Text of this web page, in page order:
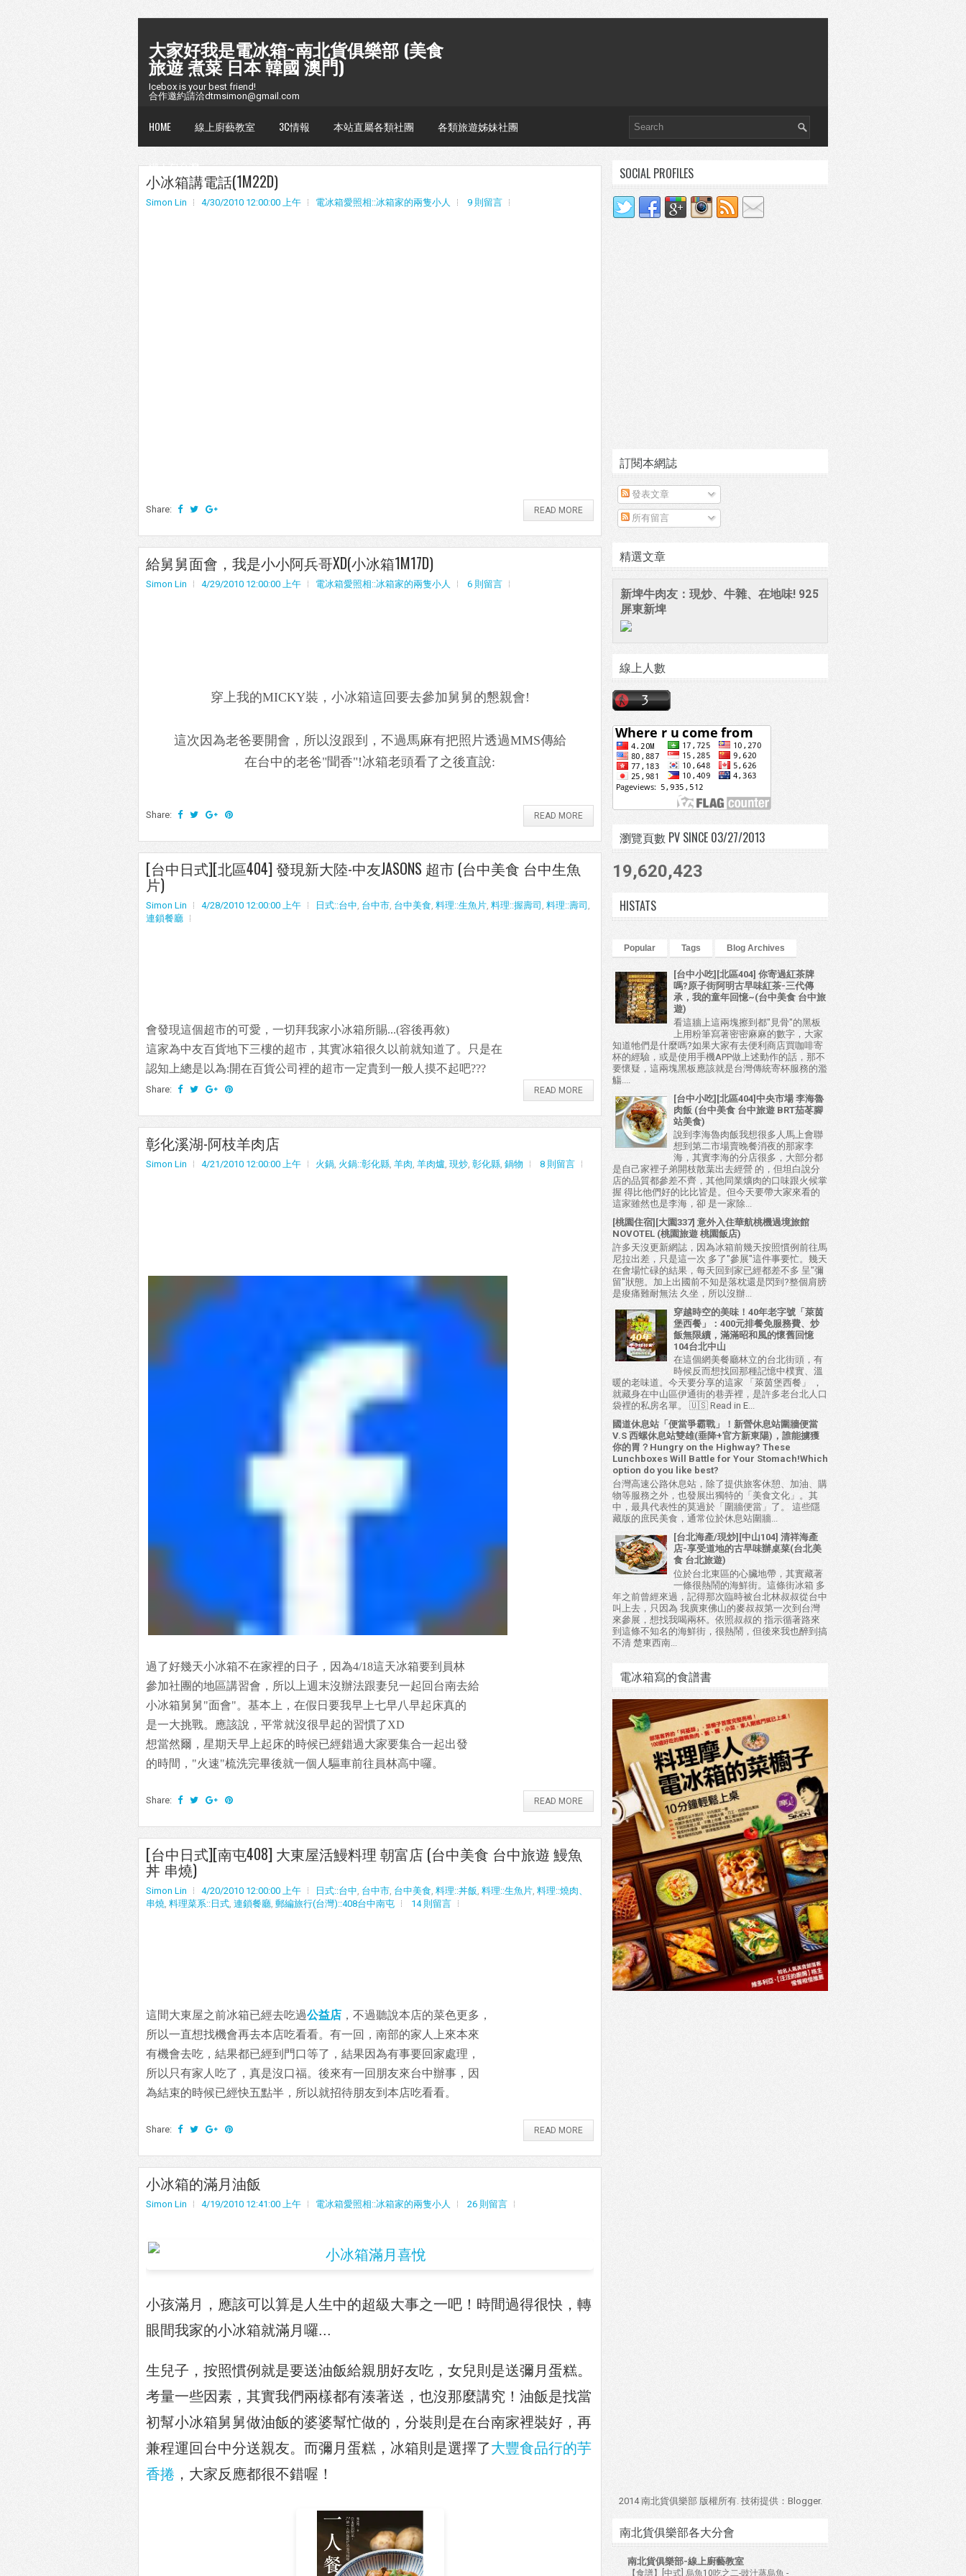
大家好我是電冰箱~南北貨俱樂部 (美食
旅遊 煮菜 日本 韓國 澳門)
Icebox is your best friend!
合作邀約請洽dtmsimon@gmail.com
HOME 線上廚藝教室 3C情報 本站直屬各類社團 各類旅遊姊妹社團
懶人包台灣
小冰箱講電話(1M22D)
Simon Lin 4/30/2010 12:00:00 上午 電冰箱愛照相::冰箱家的兩隻小人 9 則留言
Share: READ MORE
給舅舅面會，我是小小阿兵哥XD(小冰箱1M17D)
Simon Lin 4/29/2010 12:00:00 上午 電冰箱愛照相::冰箱家的兩隻小人 6 則留言
穿上我的MICKY裝，小冰箱這回要去參加舅舅的懇親會!
這次因為老爸要開會，所以沒跟到，不過馬麻有把照片透過MMS傳給
在台中的老爸"聞香"!冰箱老頭看了之後直說:
Share: READ MORE
[台中日式][北區404] 發現新大陸-中友JASONS 超市 (台中美食 台中生魚
片)
Simon Lin 4/28/2010 12:00:00 上午 日式::台中, 台中市, 台中美食, 料理::生魚片, 料理::握壽司 , 料理::壽司 ,
連鎖餐廳
會發現這個超市的可愛，一切拜我家小冰箱所賜...(容後再敘)
這家為中友百貨地下三樓的超市，其實冰箱很久以前就知道了。只是在
認知上總是以為:開在百貨公司裡的超市一定貴到一般人摸不起吧???
Share: READ MORE
彰化溪湖-阿枝羊肉店
Simon Lin 4/21/2010 12:00:00 上午 火鍋, 火鍋::彰化縣, 羊肉, 羊肉爐, 現炒, 彰化縣, 鍋物 8 則留言
過了好幾天小冰箱不在家裡的日子，因為4/18這天冰箱要到員林
參加社團的地區講習會，所以上週末沒辦法跟妻兒一起回台南去給
小冰箱舅舅"面會"。基本上，在假日要我早上七早八早起床真的
是一大挑戰。應該說，平常就沒很早起的習慣了XD
想當然爾，星期天早上起床的時候已經錯過大家要集合一起出發
的時間，"火速"梳洗完畢後就一個人驅車前往員林高中囉。
Share: READ MORE
[台中日式][南屯408] 大東屋活鰻料理 朝富店 (台中美食 台中旅遊 鰻魚
丼 串燒)
Simon Lin 4/20/2010 12:00:00 上午 日式::台中, 台中市, 台中美食, 料理::丼飯, 料理::生魚片, 料理::燒肉、
串燒, 料理菜系::日式, 連鎖餐廳, 郵編旅行(台灣)::408台中南屯 14 則留言
這間大東屋之前冰箱已經去吃過公益店 ，不過聽說本店的菜色更多，
所以一直想找機會再去本店吃看看。有一回，南部的家人上來本來
有機會去吃，結果都已經到門口等了，結果因為有事要回家處理，
所以只有家人吃了，真是沒口福。後來有一回朋友來台中辦事，因
為結束的時候已經快五點半，所以就招待朋友到本店吃看看。
Share: READ MORE
小冰箱的滿月油飯
Simon Lin 4/19/2010 12:41:00 上午 電冰箱愛照相::冰箱家的兩隻小人 26 則留言
小孩滿月，應該可以算是人生中的超級大事之一吧！時間過得很快，轉
眼間我家的小冰箱就滿月囉...
生兒子，按照慣例就是要送油飯給親朋好友吃，女兒則是送彌月蛋糕。
考量一些因素，其實我們兩樣都有湊著送，也沒那麼講究！油飯是找當
初幫小冰箱舅舅做油飯的婆婆幫忙做的，分裝則是在台南家裡裝好，再
兼程運回台中分送親友。而彌月蛋糕，冰箱則是選擇了大豐食品行的芋
香捲 ，大家反應都很不錯喔！
SOCIAL PROFILES
訂閱本網誌
發表文章
所有留言
精選文章
新埤牛肉友：現炒、牛雜、在地味! 925
屏東新埤
線上人數
瀏覽頁數 PV SINCE 03/27/2013
19,620,423
HISTATS
Popular Tags Blog Archives
[台中小吃][北區404] 你寄過紅茶牌
嗎?原子街阿明古早味紅茶-三代傳
承，我的童年回憶~(台中美食 台中旅
遊)
看這牆上這兩塊擦到都"見骨"的黑板
上用粉筆寫著密密麻麻的數字，大家
知道牠們是什麼嗎?如果大家有去便利商店買咖啡寄
杯的經驗，或是使用手機APP做上述動作的話，那不
要懷疑，這兩塊黑板應該就是台灣傳統寄杯服務的濫
觴....
[台中小吃][北區404]中央市場 李海魯
肉飯 (台中美食 台中旅遊 BRT茄苳腳
站美食)
說到李海魯肉飯我想很多人馬上會聯
想到第二市場賣晚餐消夜的那家李
海，其實李海的分店很多，大部分都
是自己家裡子弟開枝散葉出去經營 的，但坦白說分
店的品質都參差不齊，其他同業爌肉的口味跟火候掌
握 得比他們好的比比皆是。但今天要帶大家來看的
這家雖然也是李海，卻 是一家除...
[桃園住宿][大園337] 意外入住華航桃機過境旅館
NOVOTEL (桃園旅遊 桃園飯店)
許多天沒更新網誌，因為冰箱前幾天按照慣例前往馬
尼拉出差，只是這一次 多了"參展"這件事要忙。幾天
在會場忙碌的結果，每天回到家已經都差不多 呈"彌
留"狀態。加上出國前不知是落枕還是閃到?整個肩膀
是痠痛難耐無法 久坐，所以沒辦...
穿越時空的美味！40年老字號「萊茵
堡西餐」：400元排餐免服務費、炒
飯無限續，滿滿昭和風的懷舊回憶
104台北中山
在這個網美餐廳林立的台北街頭，有
時候反而想找回那種記憶中樸實、溫
暖的老味道。今天要分享的這家 「萊茵堡西餐」 ，
就藏身在中山區伊通街的巷弄裡，是許多老台北人口
袋裡的私房名單。 🇺🇸 Read in E...
國道休息站「便當爭霸戰」！新營休息站圍牆便當
V.S 西螺休息站雙雄(垂降+官方新東陽)，誰能擄獲
你的胃？Hungry on the Highway? These
Lunchboxes Will Battle for Your Stomach!Which
option do you like best?
台灣高速公路休息站，除了提供旅客休憩、加油、購
物等服務之外，也發展出獨特的「美食文化」。其
中，最具代表性的莫過於「圍牆便當」了。 這些隱
藏版的庶民美食，通常位於休息站圍牆...
[台北海產/現炒][中山104] 清祥海產
店-享受道地的古早味辦桌菜(台北美
食 台北旅遊)
位於台北東區的心臟地帶，其實藏著
一條很熱鬧的海鮮街。這條街冰箱 多
年之前曾經來過，記得那次臨時被台北林叔叔從台中
叫上去，只因為 我廣東佛山的麥叔叔第一次到台灣
來參展，想找我喝兩杯。依照叔叔的 指示循著路來
到這條不知名的海鮮街，很熱鬧，但後來我也醉到搞
不清 楚東西南...
電冰箱寫的食譜書
2014 南北貨俱樂部 版權所有. 技術提供： Blogger.
南北貨俱樂部各大分會
南北貨俱樂部-線上廚藝教室
【食譜】[中式] 烏魚10吃之二-豉汁蒸烏魚 -